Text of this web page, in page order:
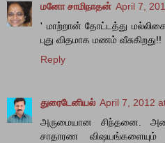
மனோ சாமிநாதன் April 7,
' மாற்றான் தோட்டத்து
புது விதமாக மணம் வீசுகிறது!!
Reply
துரைடேனியல் April 7, 2012
அருமையான சிந்தனை.
சாதாரண விஷயங்களையும்